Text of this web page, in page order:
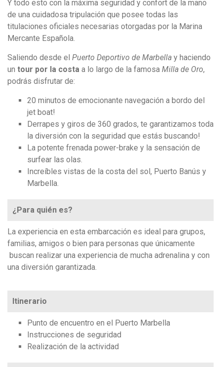
Y todo esto con la máxima seguridad y confort de la mano
de una cuidadosa tripulación que posee todas las
titulaciones oficiales necesarias otorgadas por la Marina
Mercante Española.
Saliendo desde el Puerto Deportivo de Marbella y haciendo
un tour por la costa a lo largo de la famosa Milla de Oro,
podrás disfrutar de:
20 minutos de emocionante navegación a bordo del
jet boat!
Derrapes y giros de 360 grados, te garantizamos toda
la diversión con la seguridad que estás buscando!
La potente frenada power-brake y la sensación de
surfear las olas.
Increíbles vistas de la costa del sol, Puerto Banús y
Marbella.
¿Para quién es?
La experiencia en esta embarcación es ideal para grupos,
familias, amigos o bien para personas que únicamente
buscan realizar una experiencia de mucha adrenalina y con
una diversión garantizada.
Itinerario
Punto de encuentro en el Puerto Marbella
Instrucciones de seguridad
Realización de la actividad